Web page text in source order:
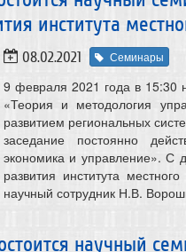
института
08.02.2021 Семинары
9 февраля 2021 года в 15:30
«Теория и методология
развитием региональных
заседание постоянно
экономика и управление». С
развития института
научный сотрудник Н.В.
научный